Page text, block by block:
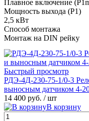
Плавное включение
Мощность выхода (P1)
2,5 кВт
Способ монтажа
Монтаж на DIN рейку
Быстрый просмотр
РДЭ-4Д-230-75-1/0-3
выносным датчиком 4-
14 400 руб. / шт
В корзину